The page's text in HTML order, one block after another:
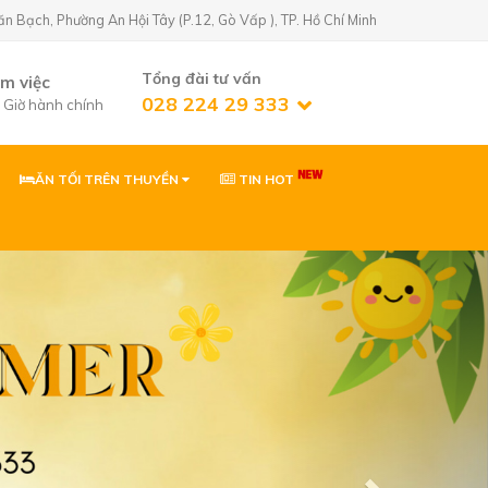
Bạch, Phường An Hội Tây (P.12, Gò Vấp ), TP. Hồ Chí Minh
việc
Giờ hành chính
Tổng đài tư vấn
028 224 29 333
Golf) 02822429333
Tân Sơn,
Gia Lai
0903869866
ĂN TỐI TRÊN THUYỀN TIN HOT
Next